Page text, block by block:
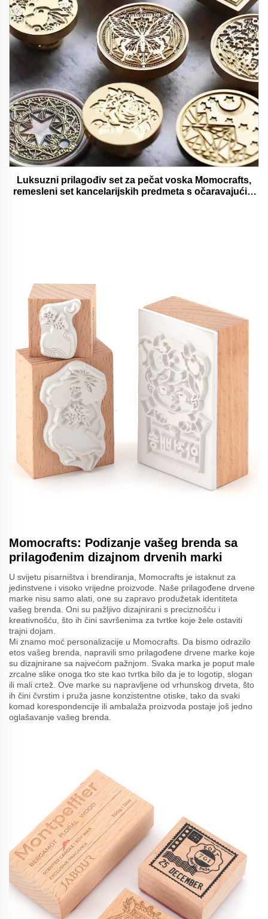
Luksuzni prilagođiv set za pečat voska Momocrafts,
remesleni set kancelarijskih predmeta s očaravajućim
Momocrafts: Podizanje vašeg brenda sa
prilagođenim dizajnom drvenih marki
U svijetu pisarništva i brendiranja, Momocrafts je istaknut za
jedinstvene i visoko vrijedne proizvode. Naše prilagođene drvene
marke nisu samo alati, one su zapravo produžetak identiteta
vašeg brenda. Oni su pažljivo dizajnirani s preciznošću i
kreativnošću, što ih čini savršenima za tvrtke koje žele ostaviti
trajni dojam.
Mi znamo moć personalizacije u Momocrafts. Da bismo odrazilo
etos vašeg brenda, napravili smo prilagođene drvene marke koje
su dizajnirane sa najvećom pažnjom. Svaka marka je poput male
zrcalne slike onoga tko ste kao tvrtka bilo da je to logotip, slogan
ili mali crtež. Ove marke su napravljene od vrhunskog drveta, što
ih čini čvrstim i pruža jasne konzistentne otiske, tako da svaki
komad korespondencije ili ambalaža proizvoda postaje još jedno
oglašavanje vašeg brenda.